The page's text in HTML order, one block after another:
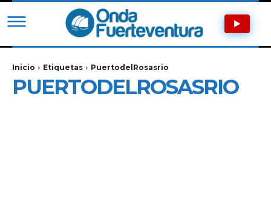
Inicio Etiquetas PuertodelRosasrio
PUERTODELROSASRIO